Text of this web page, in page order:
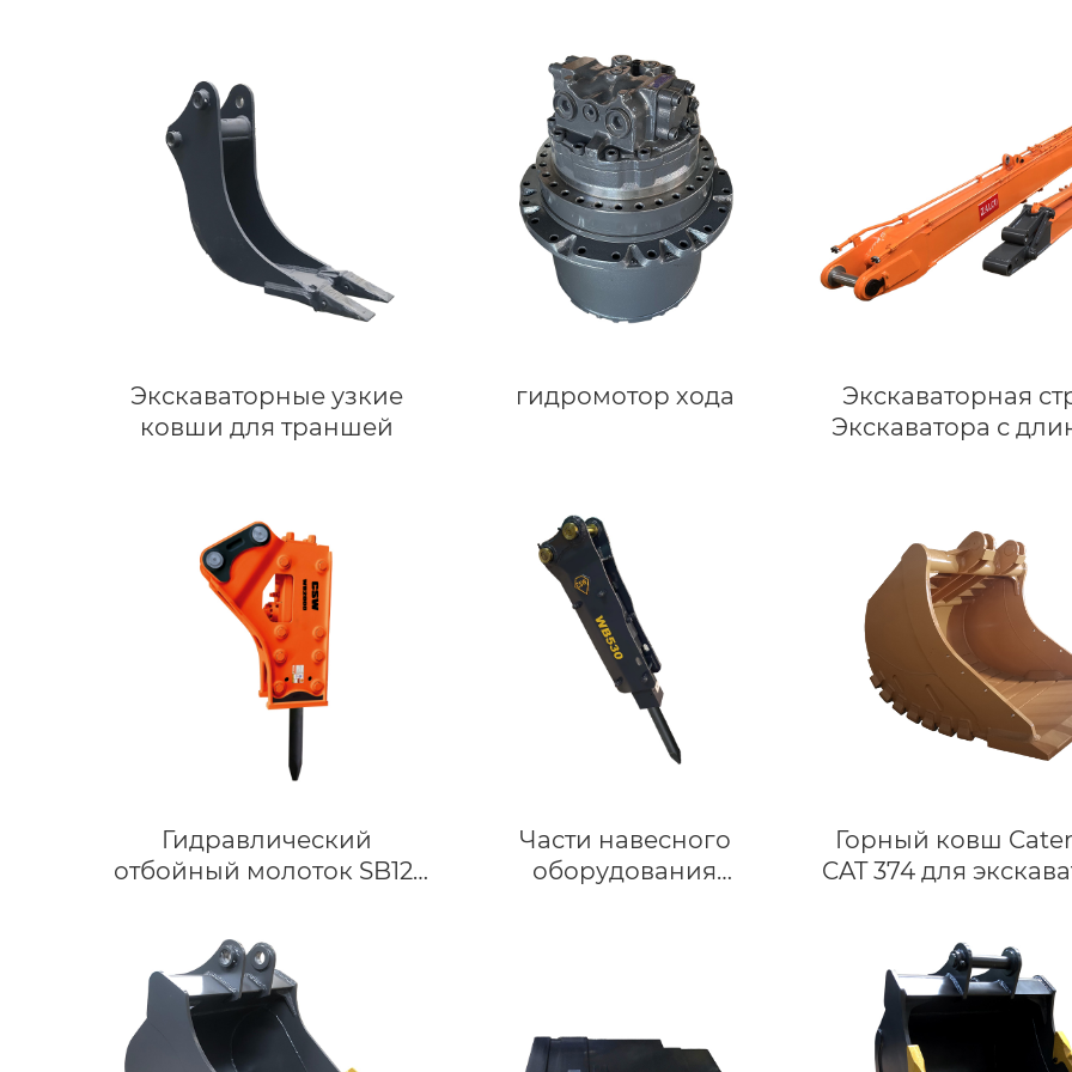
Экскаваторные узкие
ковши для траншей
гидромотор хода
Экскаваторная
Экскаватора с
CAT308/
PC80/Hitachi
Гидравлический
отбойный молоток SB121
грузоподъемностью от 28
до 35 тонн
Части навесного
оборудования
Гидравлический
Горный ковш
CAT 374 для